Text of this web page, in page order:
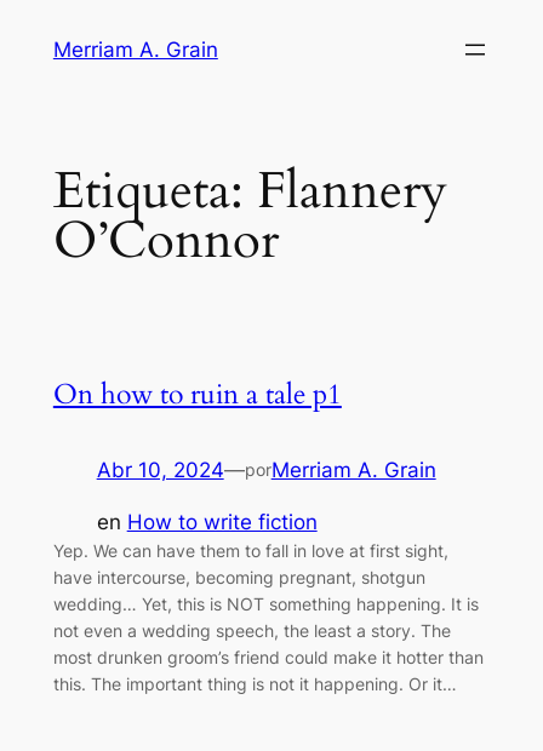
Merriam A. Grain
Etiqueta: Flannery
O’Connor
On how to ruin a tale p1
Abr 10, 2024—porMerriam A. Grain
en How to write fiction
Yep. We can have them to fall in love at first sight,
have intercourse, becoming pregnant, shotgun
wedding… Yet, this is NOT something happening. It is
not even a wedding speech, the least a story. The
most drunken groom’s friend could make it hotter than
this. The important thing is not it happening. Or it…